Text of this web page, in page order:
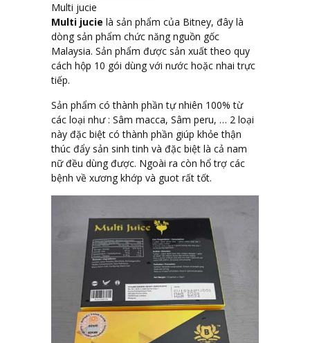
Multi jucie
Multi jucie là sản phẩm của Bitney, đây là
dòng sản phẩm chức năng nguồn gốc
Malaysia. Sản phẩm được sản xuất theo quy
cách hộp 10 gói dùng với nước hoặc nhai trực
tiếp.
Sản phẩm có thành phần tự nhiên 100% từ
các loại như : Sâm macca, Sâm peru, … 2 loại
này đặc biệt có thành phần giúp khỏe thận
thúc đẩy sản sinh tinh và đặc biệt là cả nam
nữ đều dùng được. Ngoài ra còn hổ trợ các
bệnh về xương khớp và guot rất tốt.